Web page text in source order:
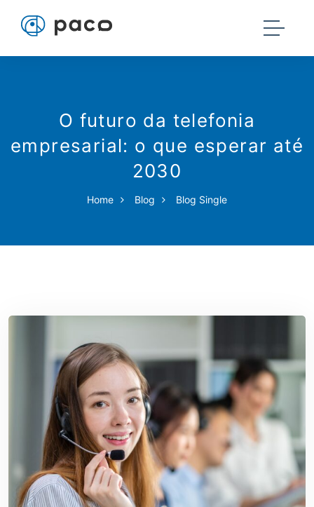
O futuro da telefonia
empresarial: o que esperar até
2030
Home Blog Blog Single